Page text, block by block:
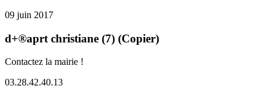
09 juin 2017
d+®aprt christiane (7) (Copier)
Contactez la mairie !
03.28.42.40.13